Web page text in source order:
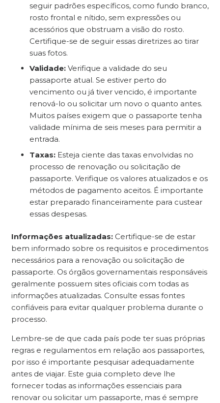
seguir padrões específicos, como fundo branco,
rosto frontal e nítido, sem expressões ou
acessórios que obstruam a visão do rosto.
Certifique-se de seguir essas diretrizes ao tirar
suas fotos.
Validade: Verifique a validade do seu
passaporte atual. Se estiver perto do
vencimento ou já tiver vencido, é importante
renová-lo ou solicitar um novo o quanto antes.
Muitos países exigem que o passaporte tenha
validade mínima de seis meses para permitir a
entrada.
Taxas: Esteja ciente das taxas envolvidas no
processo de renovação ou solicitação de
passaporte. Verifique os valores atualizados e os
métodos de pagamento aceitos. É importante
estar preparado financeiramente para custear
essas despesas.
Informações atualizadas:Certifique-se de estar
bem informado sobre os requisitos e procedimentos
necessários para a renovação ou solicitação de
passaporte. Os órgãos governamentais responsáveis
geralmente possuem sites oficiais com todas as
informações atualizadas. Consulte essas fontes
confiáveis para evitar qualquer problema durante o
processo.
Lembre-se de que cada país pode ter suas próprias
regras e regulamentos em relação aos passaportes,
por isso é importante pesquisar adequadamente
antes de viajar. Este guia completo deve lhe
fornecer todas as informações essenciais para
renovar ou solicitar um passaporte, mas é sempre